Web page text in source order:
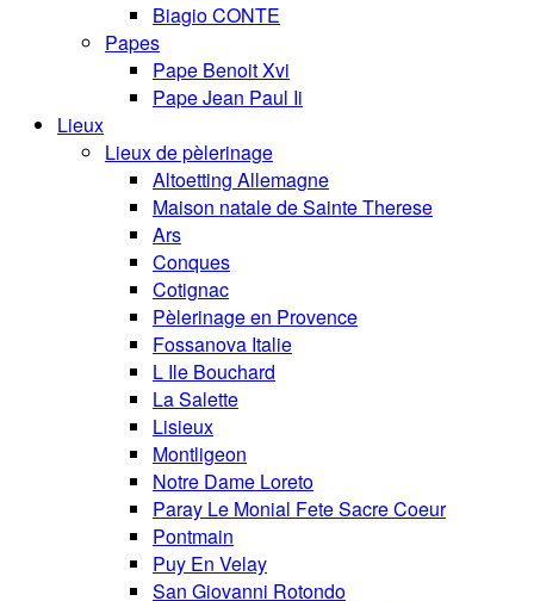
Biagio CONTE
Papes
Pape Benoit Xvi
Pape Jean Paul Ii
Lieux
Lieux de pèlerinage
Altoetting Allemagne
Maison natale de Sainte Therese
Ars
Conques
Cotignac
Pèlerinage en Provence
Fossanova Italie
L Ile Bouchard
La Salette
Lisieux
Montligeon
Notre Dame Loreto
Paray Le Monial Fete Sacre Coeur
Pontmain
Puy En Velay
San Giovanni Rotondo